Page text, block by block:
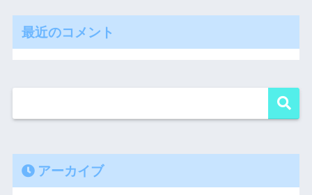
最近のコメント
アーカイブ